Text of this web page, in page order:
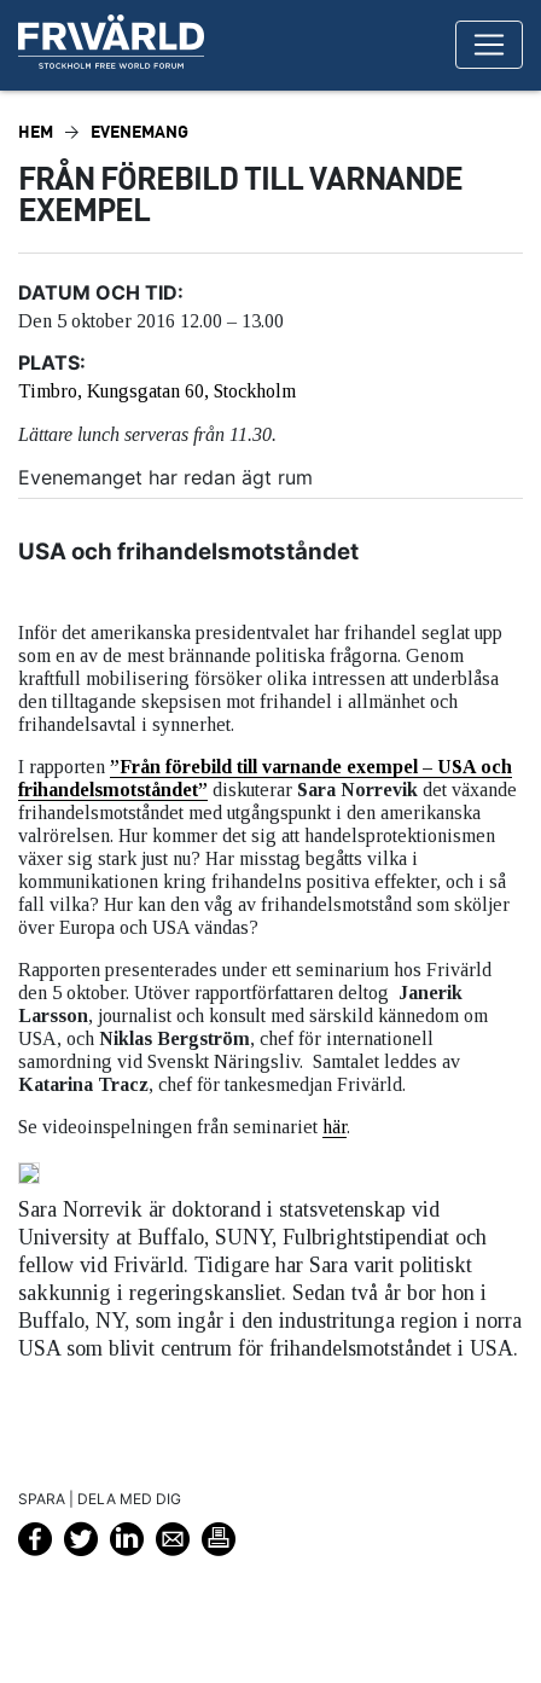
HEM EVENEMANG
FRÅN FÖREBILD TILL VARNANDE
EXEMPEL
DATUM OCH TID:
Den 5 oktober 2016 12.00 – 13.00
PLATS:
Timbro, Kungsgatan 60, Stockholm
Lättare lunch serveras från 11.30.
Evenemanget har redan ägt rum
USA och frihandelsmotståndet
Inför det amerikanska presidentvalet har frihandel seglat upp
som en av de mest brännande politiska frågorna. Genom
kraftfull mobilisering försöker olika intressen att underblåsa
den tilltagande skepsisen mot frihandel i allmänhet och
frihandelsavtal i synnerhet.
I rapporten ”Från förebild till varnande exempel – USA och
frihandelsmotståndet” diskuterar Sara Norrevik det växande
frihandelsmotståndet med utgångspunkt i den amerikanska
valrörelsen. Hur kommer det sig att handelsprotektionismen
växer sig stark just nu? Har misstag begåtts vilka i
kommunikationen kring frihandelns positiva effekter, och i så
fall vilka? Hur kan den våg av frihandelsmotstånd som sköljer
över Europa och USA vändas?
Rapporten presenterades under ett seminarium hos Frivärld
den 5 oktober. Utöver rapportförfattaren deltog Janerik
Larsson, journalist och konsult med särskild kännedom om
USA, och Niklas Bergström, chef för internationell
samordning vid Svenskt Näringsliv. Samtalet leddes av
Katarina Tracz, chef för tankesmedjan Frivärld.
Se videoinspelningen från seminariet här.
Sara Norrevik är doktorand i statsvetenskap vid
University at Buffalo, SUNY, Fulbrightstipendiat och
fellow vid Frivärld. Tidigare har Sara varit politiskt
sakkunnig i regeringskansliet. Sedan två år bor hon i
Buffalo, NY, som ingår i den industritunga region i norra
USA som blivit centrum för frihandelsmotståndet i USA.
SPARA | DELA MED DIG